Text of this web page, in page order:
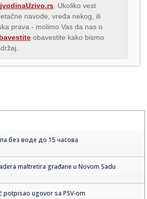
. Ukoliko vest
navode, vređa nekog, ili
prava - molimo Vas da nas o
obavestite kako bismo
без воде до 15 часова
maltretira građane u Novom Sadu
potpisao ugovor sa PSV-om